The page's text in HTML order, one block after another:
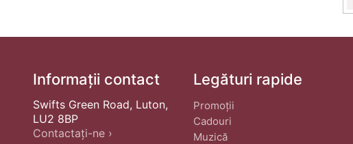
Informații contact
Swifts Green Road, Luton,
LU2 8BP
Contactați-ne ›
Legături rapide
Promoții
Cadouri
Muzică